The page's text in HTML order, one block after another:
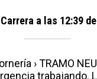
a las 12:39
› TRAMO
trabajando.